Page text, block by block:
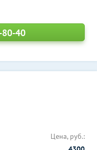
40
Цена, руб.: